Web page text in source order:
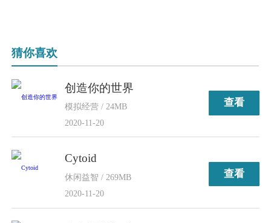
猜你喜欢
创造你的世界
模拟经营 / 24MB
2020-11-20
查看
Cytoid
休闲益智 / 269MB
2020-11-20
查看